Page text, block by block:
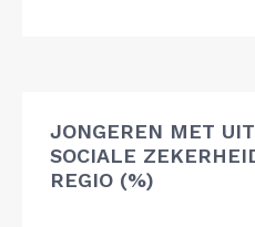
JONGEREN MET
SOCIALE
REGIO (%)